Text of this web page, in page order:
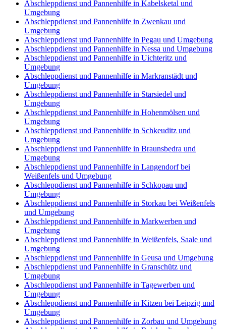
Abschleppdienst und Pannenhilfe in Kabelsketal und
Umgebung
Abschleppdienst und Pannenhilfe in Zwenkau und
Umgebung
Abschleppdienst und Pannenhilfe in Pegau und Umgebung
Abschleppdienst und Pannenhilfe in Nessa und Umgebung
Abschleppdienst und Pannenhilfe in Uichteritz und
Umgebung
Abschleppdienst und Pannenhilfe in Markranstädt und
Umgebung
Abschleppdienst und Pannenhilfe in Starsiedel und
Umgebung
Abschleppdienst und Pannenhilfe in Hohenmölsen und
Umgebung
Abschleppdienst und Pannenhilfe in Schkeuditz und
Umgebung
Abschleppdienst und Pannenhilfe in Braunsbedra und
Umgebung
Abschleppdienst und Pannenhilfe in Langendorf bei
Weißenfels und Umgebung
Abschleppdienst und Pannenhilfe in Schkopau und
Umgebung
Abschleppdienst und Pannenhilfe in Storkau bei Weißenfels
und Umgebung
Abschleppdienst und Pannenhilfe in Markwerben und
Umgebung
Abschleppdienst und Pannenhilfe in Weißenfels, Saale und
Umgebung
Abschleppdienst und Pannenhilfe in Geusa und Umgebung
Abschleppdienst und Pannenhilfe in Granschütz und
Umgebung
Abschleppdienst und Pannenhilfe in Tagewerben und
Umgebung
Abschleppdienst und Pannenhilfe in Kitzen bei Leipzig und
Umgebung
Abschleppdienst und Pannenhilfe in Zorbau und Umgebung